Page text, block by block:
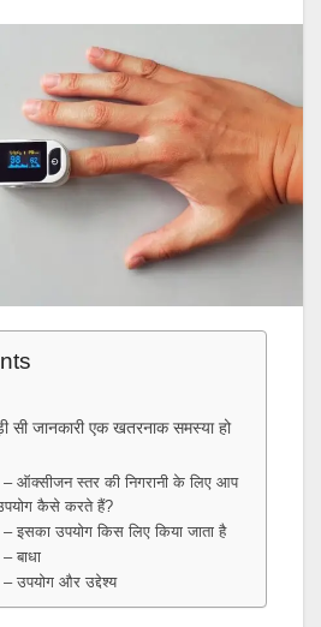
सी जानकारी एक खतरनाक समस्या हो
– ऑक्सीजन स्तर की निगरानी के लिए आप
कैसे करते हैं?
इसका उपयोग किस लिए किया जाता है
बाधा
उपयोग और उद्देश्य